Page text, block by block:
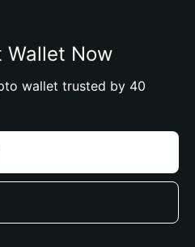
Wallet Now
wallet trusted by 40